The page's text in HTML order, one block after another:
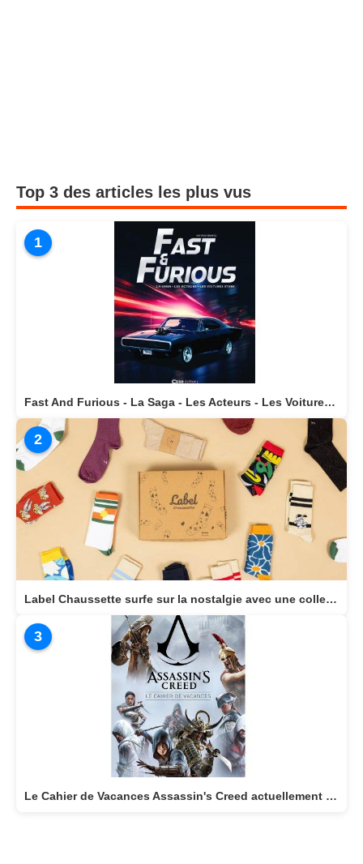
Top 3 des articles les plus vus
1
Fast And Furious - La Saga - Les Acteurs - Les Voitures Stars actuellement disponible en librairie
2
Label Chaussette surfe sur la nostalgie avec une collection dédiée aux héros cultes de notre enfance
3
Le Cahier de Vacances Assassin's Creed actuellement disponible